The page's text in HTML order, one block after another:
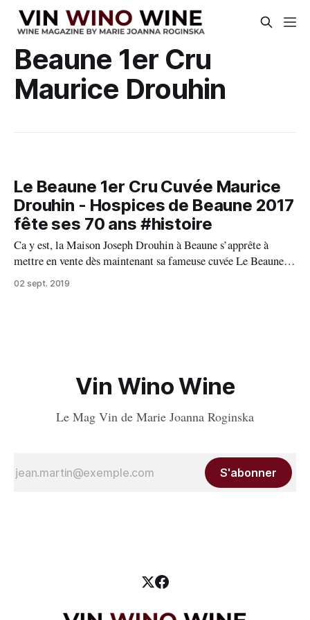
Beaune 1er Cru
Maurice Drouhin
Le Beaune 1er Cru Cuvée Maurice
Drouhin - Hospices de Beaune 2017
fête ses 70 ans #histoire
Ca y est, la Maison Joseph Drouhin à Beaune s’apprête à
mettre en vente dès maintenant sa fameuse cuvée Le Beaune
Premier Cru Cuvée Maurice Drouhin – Hospices de Beaune
2017. Les heureux amateurs de vins et aussi d’histoire
02 sept. 2019
Vin Wino Wine
Le Mag Vin de Marie Joanna Roginska
S'abonner